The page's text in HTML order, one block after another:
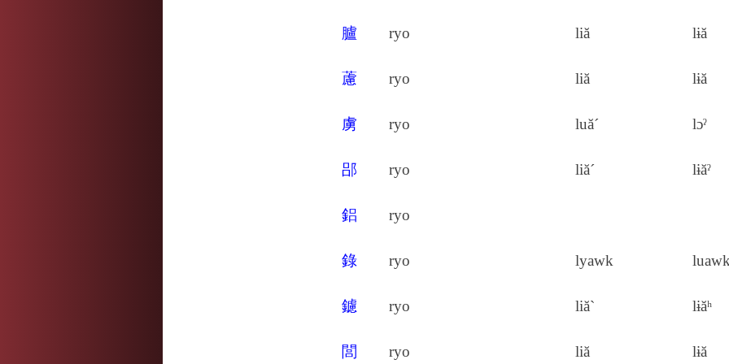
臚 ryo liă lɨă
藘 ryo liă lɨă
虜 ryo luă´ lɔˀ
郘 ryo liă´ lɨăˀ
鋁 ryo
錄 ryo lyawk
鑢 ryo liă` lɨăʰ
閭 ryo liă lɨă